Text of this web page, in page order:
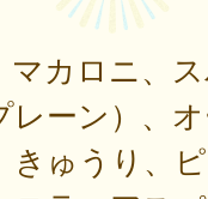
マカロニ、
レーン）、
きゅうり、